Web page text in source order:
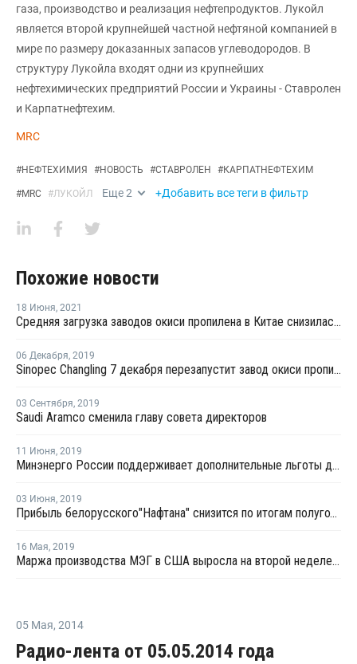
газа, производство и реализация нефтепродуктов. Лукойл
является второй крупнейшей частной нефтяной компанией в
мире по размеру доказанных запасов углеводородов. В
структуру Лукойла входят одни из крупнейших
нефтехимических предприятий России и Украины - Ставролен
и Карпатнефтехим.
MRC
#НЕФТЕХИМИЯ #НОВОСТЬ #СТАВРОЛЕН #КАРПАТНЕФТЕХИМ
#MRC #ЛУКОЙЛ Еще2 +Добавить все теги в фильтр
Похожие новости
18 Июня, 2021
Средняя загрузка заводов окиси пропилена в Китае снизилась на второй неделе июня на 4,4%
06 Декабря, 2019
Sinopec Changling 7 декабря перезапустит завод окиси пропилена в провинции Хунань после планового ремонта
03 Сентября, 2019
Saudi Aramco сменила главу совета директоров
11 Июня, 2019
Минэнерго России поддерживает дополнительные льготы для ВНХК
03 Июня, 2019
Прибыль белорусского"Нафтана" снизится по итогам полугодия из-за поставок некачественной нефти из РФ
16 Мая, 2019
Маржа производства МЭГ в США выросла на второй неделе мая
05 Мая, 2014
Радио-лента от 05.05.2014 года